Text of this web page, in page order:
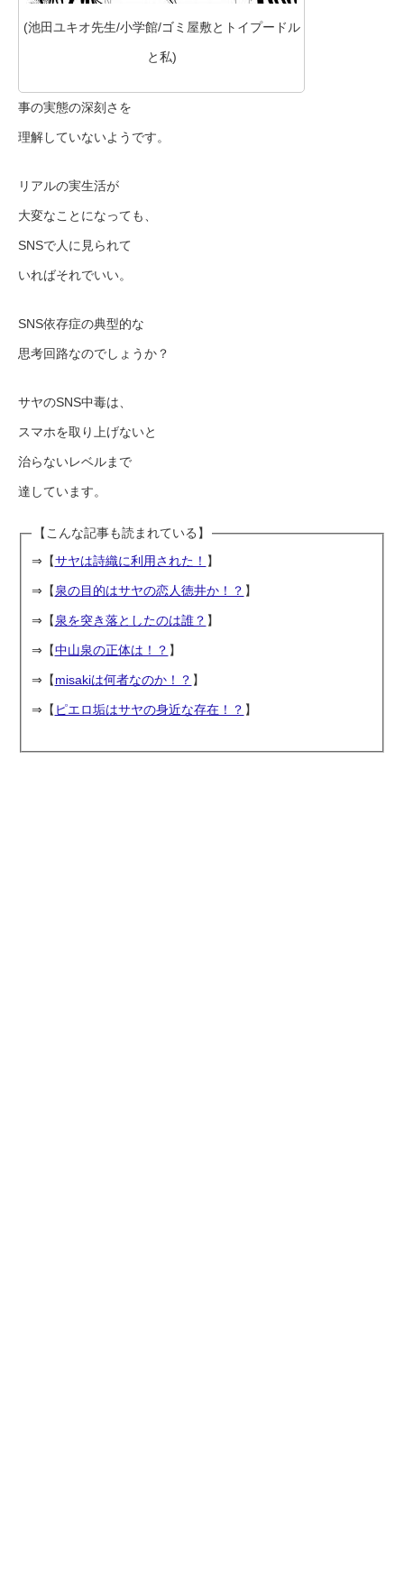
(池田ユキオ先生/小学館/ゴミ屋敷とトイプードル
と私)
事の実態の深刻さを
理解していないようです。
リアルの実生活が
大変なことになっても、
SNSで人に見られて
いればそれでいい。
SNS依存症の典型的な
思考回路なのでしょうか？
サヤのSNS中毒は、
スマホを取り上げないと
治らないレベルまで
達しています。
【こんな記事も読まれている】
⇒【サヤは詩織に利用された！ 】
⇒【泉の目的はサヤの恋人徳井か！？ 】
⇒【泉を突き落としたのは誰？ 】
⇒【中山泉の正体は！？ 】
⇒【misakiは何者なのか！？ 】
⇒【 ピエロ垢はサヤの身近な存在！？ 】